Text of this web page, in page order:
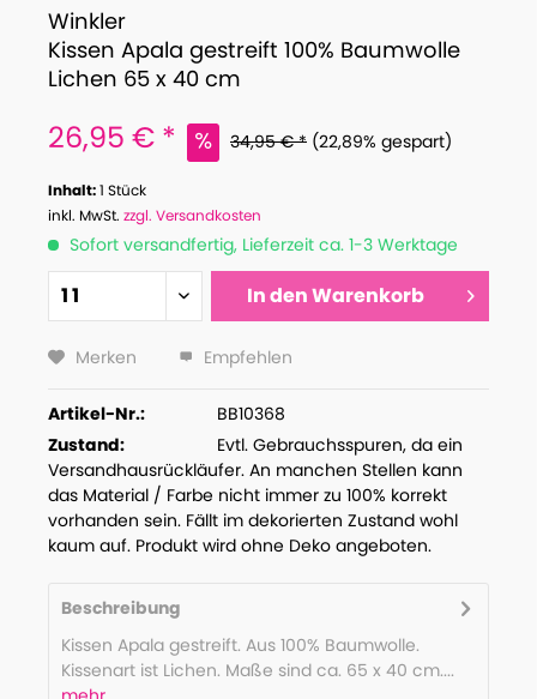
Winkler
Kissen Apala gestreift 100% Baumwolle
Lichen 65 x 40 cm
26,95 € * 34,95 € * (22,89% gespart)
Inhalt:1 Stück
inkl. MwSt. zzgl. Versandkosten
Sofort versandfertig, Lieferzeit ca. 1-3 Werktage
In denWarenkorb
Merken Empfehlen
Artikel-Nr.:
BB10368
Zustand:
Evtl. Gebrauchsspuren, da ein
Versandhausrückläufer. An manchen Stellen kann
das Material / Farbe nicht immer zu 100% korrekt
vorhanden sein. Fällt im dekorierten Zustand wohl
kaum auf. Produkt wird ohne Deko angeboten.
Beschreibung
Kissen Apala gestreift. Aus 100% Baumwolle.
Kissenart ist Lichen. Maße sind ca. 65 x 40 cm....